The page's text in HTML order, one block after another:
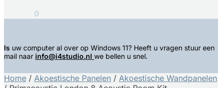
0
Is uw computer al over op Windows 11? Heeft u vragen stuur een
mail naar info@i4studio.nl we bellen u snel.
Home / Akoestische Panelen / Akoestische Wandpanelen